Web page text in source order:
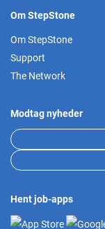
Om StepStone
Om StepStone
Support
The Network
Modtag nyheder
Hent job-apps